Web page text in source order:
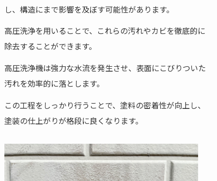
し、構造にまで影響を及ぼす可能性があります。
高圧洗浄を用いることで、これらの汚れやカビを徹底的に
除去することができます。
高圧洗浄機は強力な水流を発生させ、表面にこびりついた
汚れを効率的に落とします。
この工程をしっかり行うことで、塗料の密着性が向上し、
塗装の仕上がりが格段に良くなります。